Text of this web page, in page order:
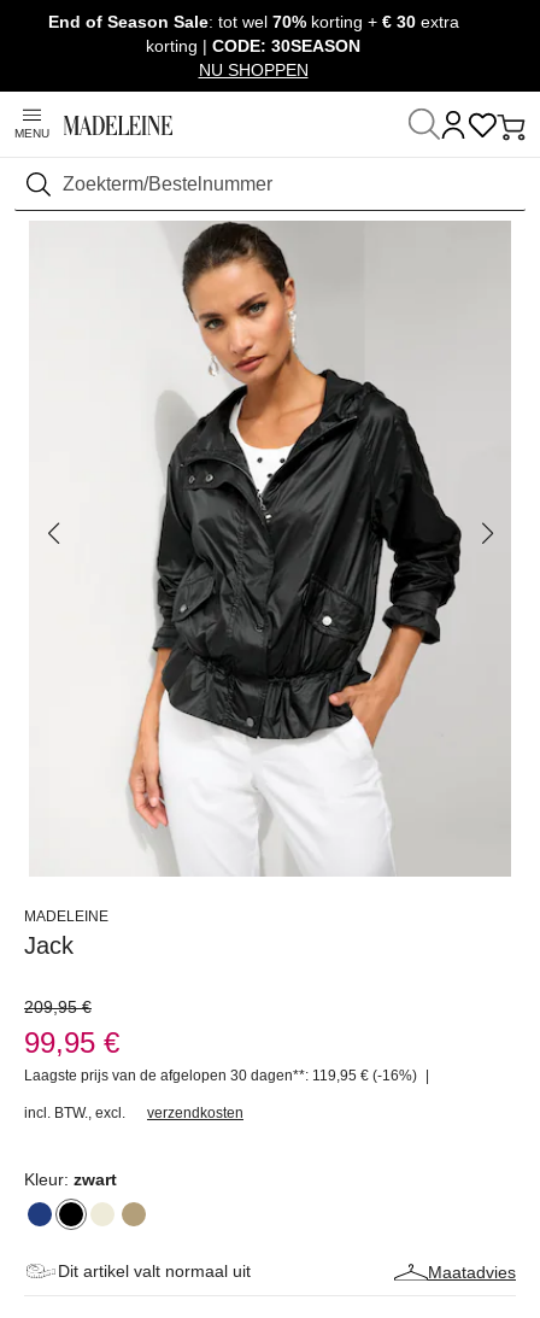
Navigatie overslaan, direct naar content
End of Season Sale: tot wel70% korting +€ 30 extra
korting | CODE: 30SEASON
NU SHOPPEN
MENU
Zoeken
Thuis Kleding Jasjes, Jacks & Mantels
MADELEINE
Jack
209,95 €
99,95 €
Laagste prijs van de afgelopen 30 dagen**: 119,95 € (-16%) |
incl. BTW. excl. verzendkosten
Kleur: zwart
Dit artikel valt normaal uit Maatadvies